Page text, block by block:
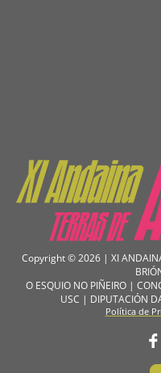
Copyright © 2026 | XI ANDAINA
O ESQUIO NO PIÑEIRO |
USC | DIPUTACIÓN
Política de